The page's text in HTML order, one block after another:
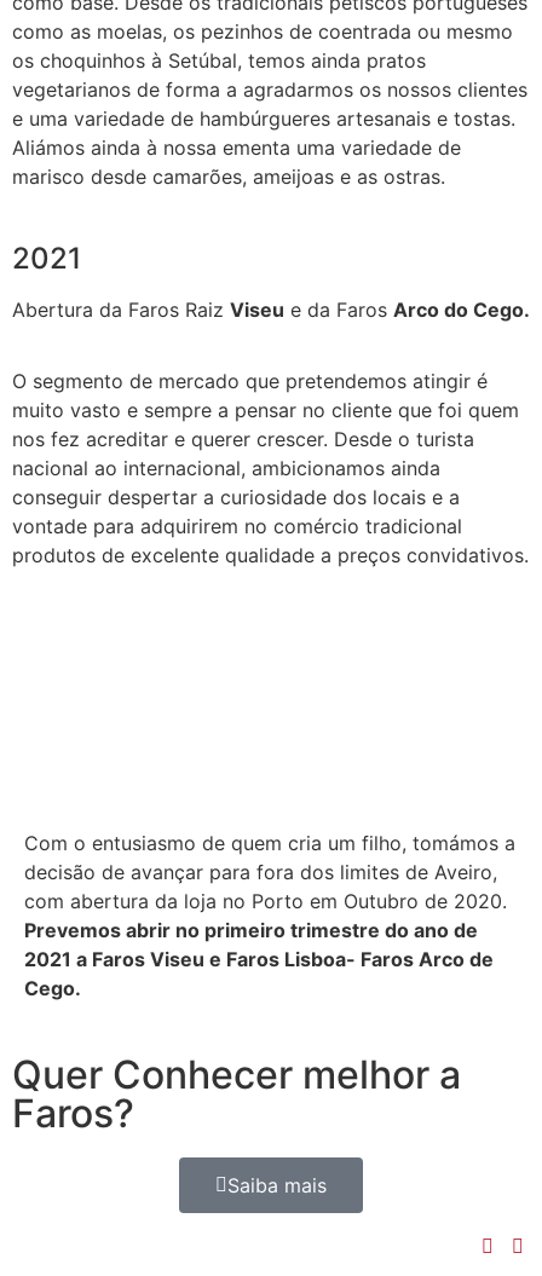
como as moelas, os pezinhos de coentrada ou mesmo
os choquinhos à Setúbal, temos ainda pratos
vegetarianos de forma a agradarmos os nossos clientes
e uma variedade de hambúrgueres artesanais e tostas.
Aliámos ainda à nossa ementa uma variedade de
marisco desde camarões, ameijoas e as ostras.
2021
Abertura da Faros Raiz Viseu e da Faros Arco do Cego.
O segmento de mercado que pretendemos atingir é
muito vasto e sempre a pensar no cliente que foi quem
nos fez acreditar e querer crescer. Desde o turista
nacional ao internacional, ambicionamos ainda
conseguir despertar a curiosidade dos locais e a
vontade para adquirirem no comércio tradicional
produtos de excelente qualidade a preços convidativos.
Com o entusiasmo de quem cria um filho, tomámos a
decisão de avançar para fora dos limites de Aveiro,
com abertura da loja no Porto em Outubro de 2020.
Prevemos abrir no primeiro trimestre do ano de
2021 a Faros Viseu e Faros Lisboa- Faros Arco de
Cego.
Quer Conhecer melhor a
Faros?
Saiba mais